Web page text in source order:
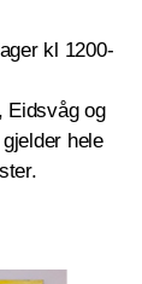
kl 1200-
Eidsvåg og
hele